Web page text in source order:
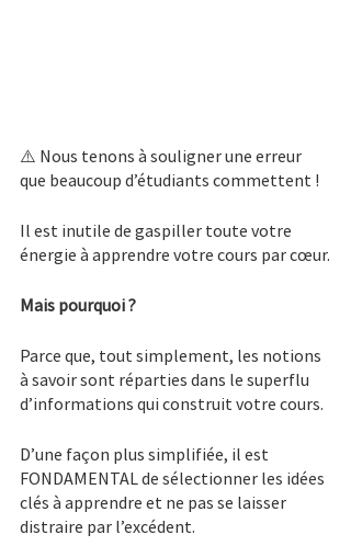
⚠️ Nous tenons à souligner une erreur
que beaucoup d’étudiants commettent !
Il est inutile de gaspiller toute votre
énergie à apprendre votre cours par cœur.
Mais pourquoi ?
Parce que, tout simplement, les notions
à savoir sont réparties dans le superflu
d’informations qui construit votre cours.
D’une façon plus simplifiée, il est
FONDAMENTAL de sélectionner les idées
clés à apprendre et ne pas se laisser
distraire par l’excédent.